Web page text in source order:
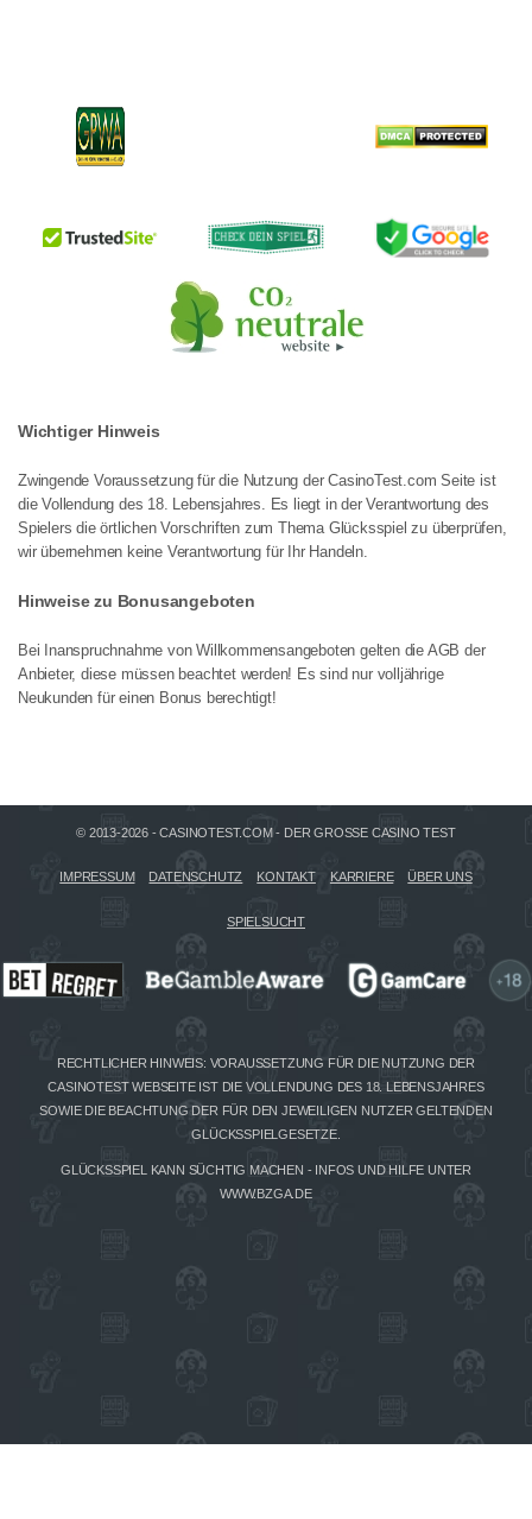
Wichtiger Hinweis
Zwingende Voraussetzung für die Nutzung der CasinoTest.com Seite ist
die Vollendung des 18. Lebensjahres. Es liegt in der Verantwortung des
Spielers die örtlichen Vorschriften zum Thema Glücksspiel zu überprüfen,
wir übernehmen keine Verantwortung für Ihr Handeln.
Hinweise zu Bonusangeboten
Bei Inanspruchnahme von Willkommensangeboten gelten die AGB der
Anbieter, diese müssen beachtet werden! Es sind nur volljährige
Neukunden für einen Bonus berechtigt!
© 2013-2026 - CASINOTEST.COM - DER GROSSE CASINO TEST
IMPRESSUM DATENSCHUTZ KONTAKT KARRIERE ÜBER UNS
SPIELSUCHT
RECHTLICHER HINWEIS: VORAUSSETZUNG FÜR DIE NUTZUNG DER
CASINOTEST WEBSEITE IST DIE VOLLENDUNG DES 18. LEBENSJAHRES
SOWIE DIE BEACHTUNG DER FÜR DEN JEWEILIGEN NUTZER GELTENDEN
GLÜCKSSPIELGESETZE.
GLÜCKSSPIEL KANN SÜCHTIG MACHEN - INFOS UND HILFE UNTER
WWW.BZGA.DE